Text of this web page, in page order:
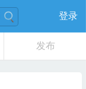
登录
发布